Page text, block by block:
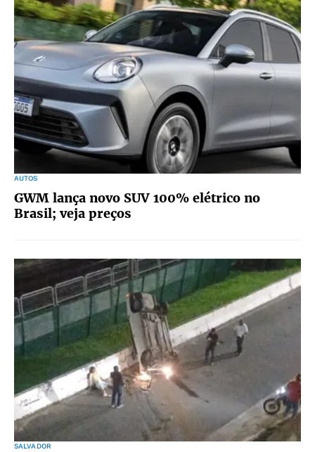
AUTOS
GWM lança novo SUV 100% elétrico no
Brasil; veja preços
SALVADOR